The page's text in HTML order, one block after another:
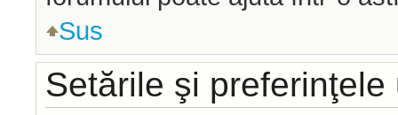
Sus
Setările şi